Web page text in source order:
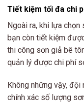
Tiết kiệm tối đa chi
Ngoài ra, khi lựa
bạn còn tiết kiệm
thi công sơn giả bê
quản lý được chi phí
Không những vậy,
chính xác số lượng